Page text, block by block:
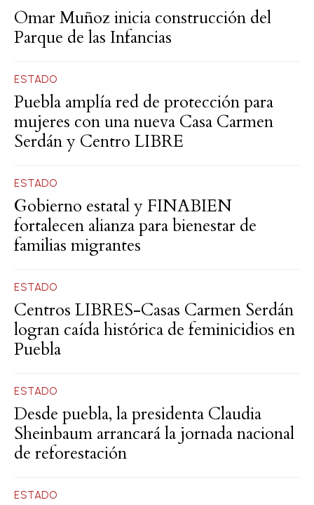
Omar Muñoz inicia construcción del
Parque de las Infancias
ESTADO
Puebla amplía red de protección para
mujeres con una nueva Casa Carmen
Serdán y Centro LIBRE
ESTADO
Gobierno estatal y FINABIEN
fortalecen alianza para bienestar de
familias migrantes
ESTADO
Centros LIBRES-Casas Carmen Serdán
logran caída histórica de feminicidios en
Puebla
ESTADO
Desde puebla, la presidenta Claudia
Sheinbaum arrancará la jornada nacional
de reforestación
ESTADO